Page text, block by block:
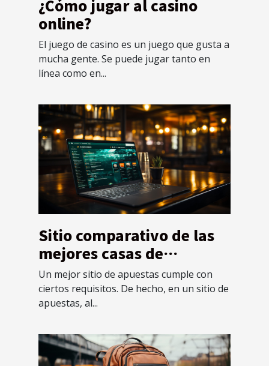
¿Cómo jugar al casino
online?
El juego de casino es un juego que gusta a
mucha gente. Se puede jugar tanto en
línea como en...
Sitio comparativo de las
mejores casas de
apuestas extranjeras
Un mejor sitio de apuestas cumple con
ciertos requisitos. De hecho, en un sitio de
apuestas, al...